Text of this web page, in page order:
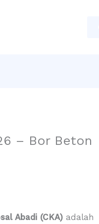
– Bor Beton
Abadi (CKA) adalah